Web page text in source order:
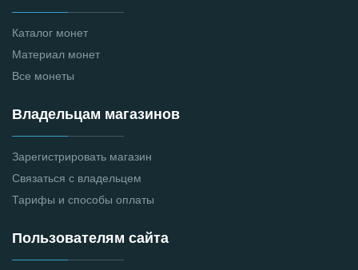
Каталог монет
Материал монет
Все монеты
Владельцам магазинов
Зарегистрировать магазин
Связаться с владельцем
Тарифы и способы оплаты
Пользователям сайта